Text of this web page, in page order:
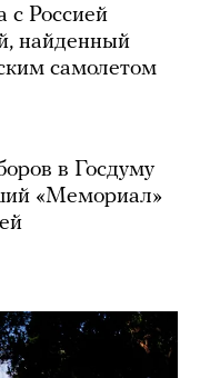
с Россией
найденный
самолетом
в Госдуму
«Мемориал»